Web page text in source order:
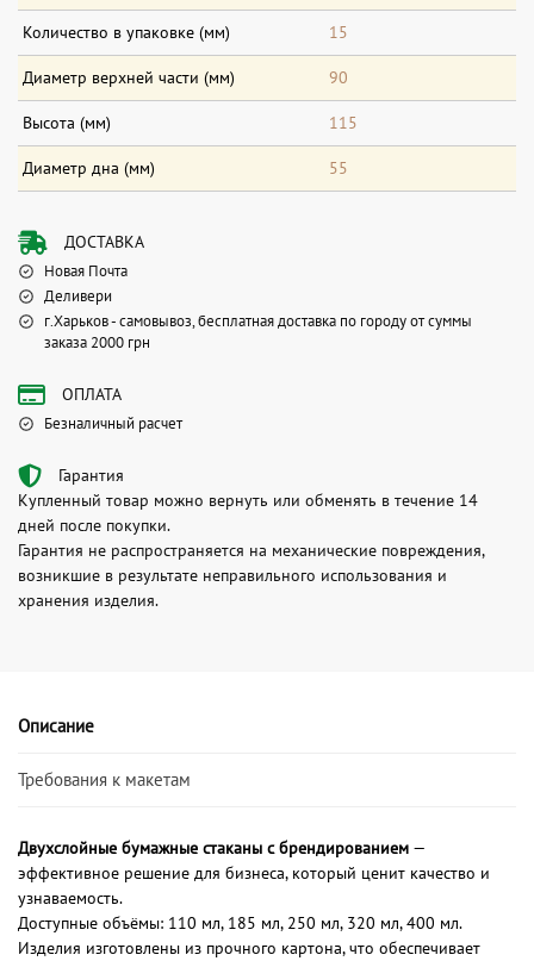
Количество в упаковке (мм) 15
Диаметр верхней части (мм) 90
Высота (мм) 115
Диаметр дна (мм) 55
ДОСТАВКА
Новая Почта
Деливери
г.Харьков - самовывоз, бесплатная доставка по городу от суммы
заказа 2000 грн
ОПЛАТА
Безналичный расчет
Гарантия
Купленный товар можно вернуть или обменять в течение 14
дней после покупки.
Гарантия не распространяется на механические повреждения,
возникшие в результате неправильного использования и
хранения изделия.
Описание
Требования к макетам
Двухслойные бумажные стаканы с брендированием —
эффективное решение для бизнеса, который ценит качество и
узнаваемость.
Доступные объёмы: 110 мл, 185 мл, 250 мл, 320 мл, 400 мл.
Изделия изготовлены из прочного картона, что обеспечивает